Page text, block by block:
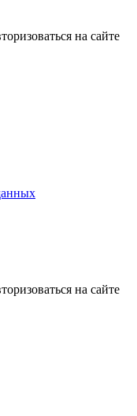
на сайте
на сайте